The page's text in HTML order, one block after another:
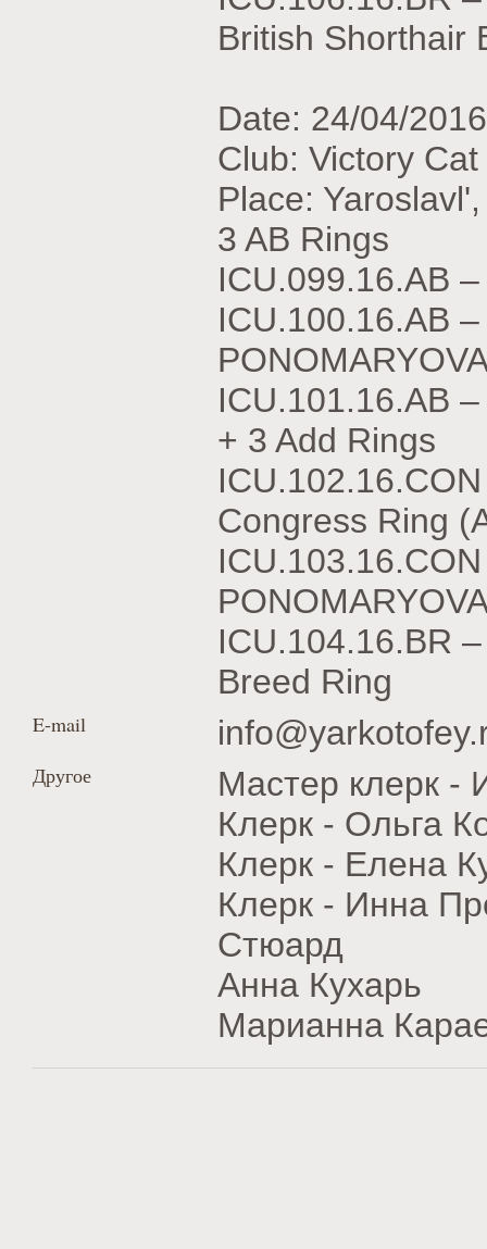
British Shorthair
Date: 24/04/2016
Club: Victory
Place:
3 AB Rings
ICU.099.16.АВ
ICU.100.16.АВ
ICU.101.16.АВ
+ 3 Add Rings
Congress Ring
ICU.104.16.BR
Breed Ring
E-mail
Другое
Мастер клерк
Клерк - Ольга
Клерк - Елена
Клерк - Инна
Стюард
Анна Кухарь
Марианна